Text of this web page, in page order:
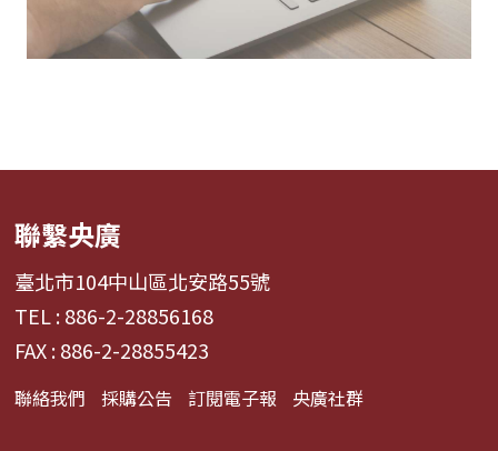
聯繫央廣
臺北市104中山區北安路55號
TEL : 886-2-28856168
FAX : 886-2-28855423
聯絡我們 採購公告 訂閱電子報 央廣社群